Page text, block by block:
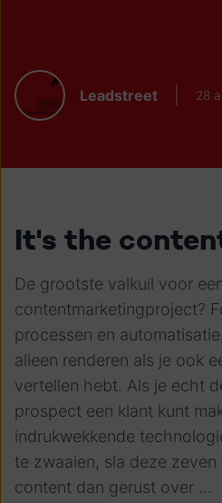
Leadstreet 28
It's the
De grootste valkuil voor
contentmarketingproject?
processen en
alleen renderen als je ook
vertellen hebt. Als je echt
prospect een klant kunt
indrukwekkende
te zwaaien, sla deze
content dan gerust over …